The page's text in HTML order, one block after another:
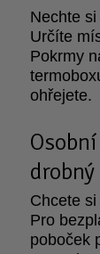
Nechte
Určíte
Pokrmy
ohřejete.
Chcete
Pro
poboček